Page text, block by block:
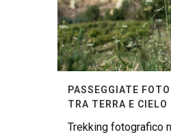
PASSEGGIATE
TRA TERRA E CIELO
Trekking fotografico